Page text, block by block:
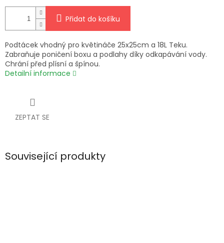
Přidat do košíku
Podtácek vhodný pro květináče 25x25cm a 18L Teku.
Zabraňuje poničení boxu a podlahy díky odkapávání vody.
Chrání před plísní a špínou.
Detailní informace
ZEPTAT SE
Související produkty